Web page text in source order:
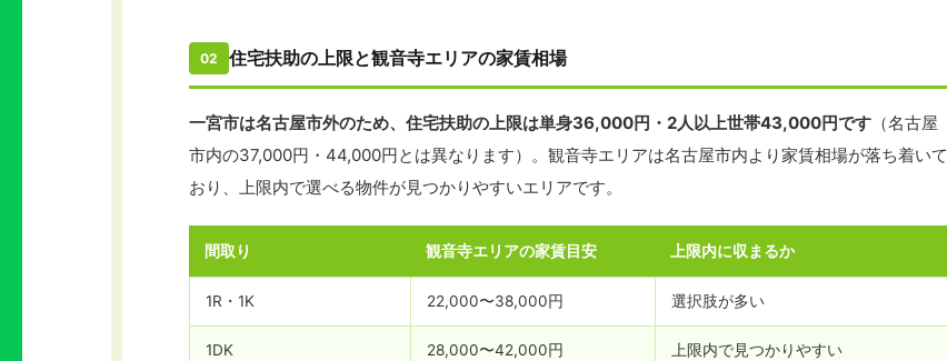
02 住宅扶助の上限と観音寺エリアの家賃相場
一宮市は名古屋市外のため、住宅扶助の上限は単身36,000円・2人以上世帯43,000円です （名古屋
市内の37,000円・44,000円とは異なります）。観音寺エリアは名古屋市内より家賃相場が落ち着いて
おり、上限内で選べる物件が見つかりやすいエリアです。
間取り 観音寺エリアの家賃目安 上限内に収まるか
1R・1K 22,000〜38,000円 選択肢が多い
1DK 28,000〜42,000円 上限内で見つかりやすい